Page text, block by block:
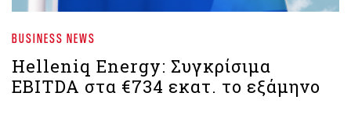
BUSINESS NEWS
Helleniq Energy: Συγκρίσιμα
EBITDA στα €734 εκατ. το εξάμηνο